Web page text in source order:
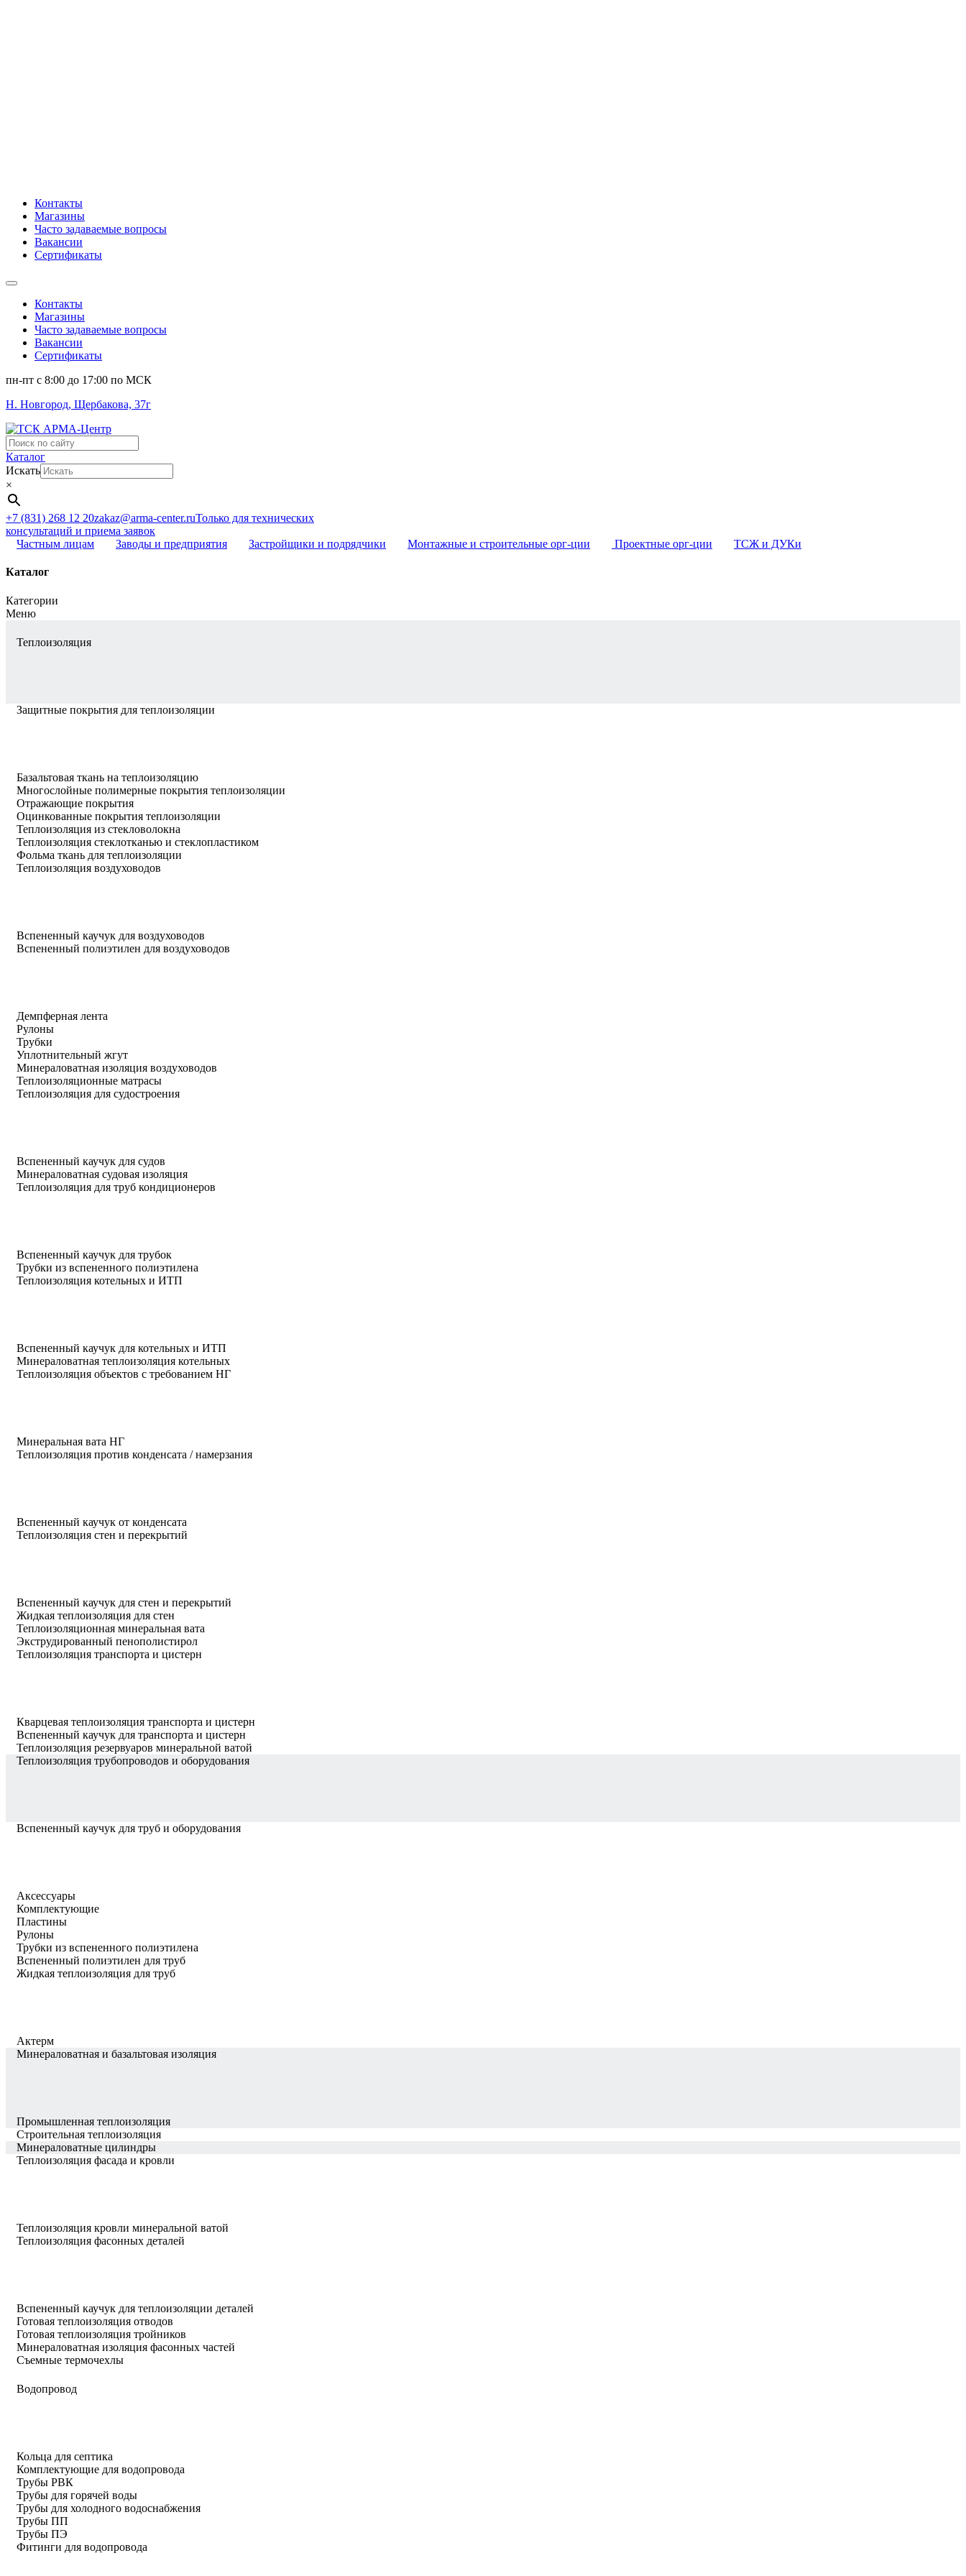
Контакты
Магазины
Часто задаваемые вопросы
Вакансии
Сертификаты
Контакты
Магазины
Часто задаваемые вопросы
Вакансии
Сертификаты
пн-пт c 8:00 до 17:00 по МСК
Н. Новгород, Щербакова, 37г
Поиск
...
Каталог
Искать
×
+7 (831) 268 12 20zakaz@arma-center.ruТолько для технических
консультаций и приема заявок
Частным лицам
Заводы и предприятия Застройщики и подрядчики Монтажные и строительные орг-ции Проектные орг-ции ТСЖ и ДУКи
Каталог
Категории
Меню
Теплоизоляция
Защитные покрытия для теплоизоляции
Базальтовая ткань на теплоизоляцию
Многослойные полимерные покрытия теплоизоляции
Отражающие покрытия
Оцинкованные покрытия теплоизоляции
Теплоизоляция из стекловолокна
Теплоизоляция стеклотканью и стеклопластиком
Фольма ткань для теплоизоляции
Теплоизоляция воздуховодов
Вспененный каучук для воздуховодов
Вспененный полиэтилен для воздуховодов
Демпферная лента
Рулоны
Трубки
Уплотнительный жгут
Минераловатная изоляция воздуховодов
Теплоизоляционные матрасы
Теплоизоляция для судостроения
Вспененный каучук для судов
Минераловатная судовая изоляция
Теплоизоляция для труб кондиционеров
Вспененный каучук для трубок
Трубки из вспененного полиэтилена
Теплоизоляция котельных и ИТП
Вспененный каучук для котельных и ИТП
Минераловатная теплоизоляция котельных
Теплоизоляция объектов с требованием НГ
Минеральная вата НГ
Теплоизоляция против конденсата / намерзания
Вспененный каучук от конденсата
Теплоизоляция стен и перекрытий
Вспененный каучук для стен и перекрытий
Жидкая теплоизоляция для стен
Теплоизоляционная минеральная вата
Экструдированный пенополистирол
Теплоизоляция транспорта и цистерн
Кварцевая теплоизоляция транспорта и цистерн
Вспененный каучук для транспорта и цистерн
Теплоизоляция резервуаров минеральной ватой
Теплоизоляция трубопроводов и оборудования
Вспененный каучук для труб и оборудования
Аксессуары
Комплектующие
Пластины
Рулоны
Трубки из вспененного полиэтилена
Вспененный полиэтилен для труб
Жидкая теплоизоляция для труб
Актерм
Минераловатная и базальтовая изоляция
Промышленная теплоизоляция
Строительная теплоизоляция
Минераловатные цилиндры
Теплоизоляция фасада и кровли
Теплоизоляция кровли минеральной ватой
Теплоизоляция фасонных деталей
Вспененный каучук для теплоизоляции деталей
Готовая теплоизоляция отводов
Готовая теплоизоляция тройников
Минераловатная изоляция фасонных частей
Съемные термочехлы
Водопровод
Кольца для септика
Комплектующие для водопровода
Трубы РВК
Трубы для горячей воды
Трубы для холодного водоснабжения
Трубы ПП
Трубы ПЭ
Фитинги для водопровода